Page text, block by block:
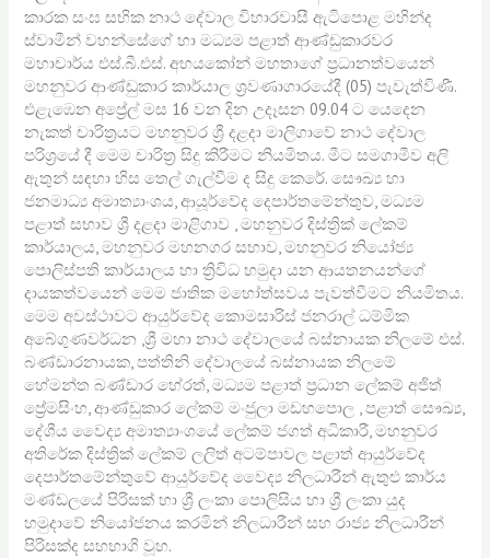
කාරක සංඝ සභික නාථ දේවාල විහාරවාසී ඇටිපොළ මහින්ද
ස්වාමීන් වහන්සේගේ හා මධ්‍යම පළාත් ආණ්ඩුකාරවර
මහාචාර්ය එස්.බී.එස්. අභයකෝන් මහතාගේ ප්‍රධානත්වයෙන්
මහනුවර ආණ්ඩුකාර කාර්යාල ශ්‍රවණාගාරයේදී (05) පැවැත්විණී.
එළැඹෙන අප්‍රේල් මස 16 වන දින උදෑසන 09.04 ට යෙදෙන
නැකත් චාරිත්‍රයට මහනුවර ශ්‍රී දළදා මාලිගාවේ නාථ දේවාල
පරිශ්‍රයේ දී මෙම චාරිත්‍ර සිදු කිරීමට නියමිතය. මීට සමගාමීව අලි
ඇතුන් සඳහා හිස තෙල් ගැල්වීම ද සිදු කෙරේ. සෞඛ්‍ය හා
ජනමාධ්‍ය අමාත්‍යාංශය, ආයූර්වේද දෙපාර්තමේන්තුව, මධ්‍යම
පළාත් සභාව ශ්‍රී දළදා මාළිගාව , මහනුවර දිස්ත්‍රික් ලේකම්
කාර්යාලය, මහනුවර මහනගර සභාව, මහනුවර නියෝජ්‍ය
පොලිස්පති කාර්යාලය හා ත්‍රිවිධ හමුදා යන ආයතනයන්ගේ
දායකත්වයෙන් මෙම ජාතික මහෝත්සවය පැවත්වීමට නියමිතය.
මෙම අවස්ථාවට ආයුර්වේද කොමසාරිස් ජනරාල් ධම්මික
අබේගුණවර්ධන ,ශ්‍රී මහා නාථ දේවාලයේ බස්නායක නිලමේ එස්.
බණ්ඩාරනායක, පත්තිනි දේවාලයේ බස්නායක නිලමේ
හේමන්ත බණ්ඩාර හේරත්, මධ්‍යම පළාත් ප්‍රධාන ලේකම් අජිත්
ප්‍රේමසිංහ, ආණ්ඩුකාර ලේකම් මංජුලා මඩහපොල , පළාත් සෞඛ්‍ය,
දේශීය වෛද්‍ය අමාත්‍යාංශයේ ලේකම් ජගත් අධිකාරී, මහනුවර
අතිරේක දිස්ත්‍රික් ලේකම් ලලිත් අටම්පාවල පළාත් ආයුර්වේද
දෙපාර්තමේන්තුවේ ආයුර්වේද වෛද්‍ය නිලධාරීන් ඇතුළු කාර්ය
මණ්ඩලයේ පිරිසක් හා ශ්‍රී ලංකා පොලිසිය හා ශ්‍රී ලංකා යුද
හමුදාවේ නියෝජනය කරමින් නිලධාරීන් සහ රාජ්‍ය නිලධාරීන්
පිරිසක්ද සහභාගි වූහ.